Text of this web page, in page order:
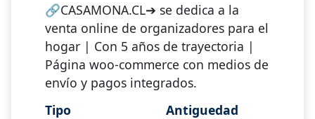
🔗CASAMONA.CL➔ se dedica a la
venta online de organizadores para el
hogar | Con 5 años de trayectoria |
Página woo-commerce con medios de
envío y pagos integrados.
Tipo
Antiguedad